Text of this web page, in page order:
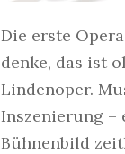
Die erste
denke, das ist
Lindenoper.
Inszenierung –
Bühnenbild